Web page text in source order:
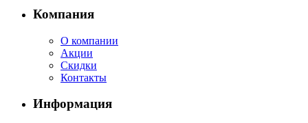
Компания
О компании
Акции
Скидки
Контакты
Информация